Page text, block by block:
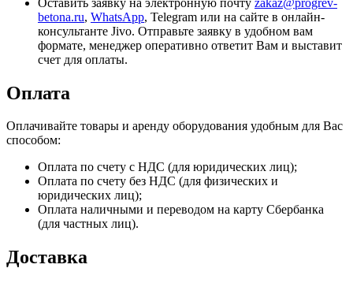
betona.ru, WhatsApp, Telegram или на сайте в онлайн-
консультанте Jivo. Отправьте заявку в удобном вам
формате, менеджер оперативно ответит Вам и выставит
счет для оплаты.
Оплата
Оплачивайте товары и аренду оборудования удобным для Вас
способом:
Оплата по счету с НДС (для юридических лиц);
Оплата по счету без НДС (для физических и
юридических лиц);
Оплата наличными и переводом на карту Сбербанка
(для частных лиц).
Доставка